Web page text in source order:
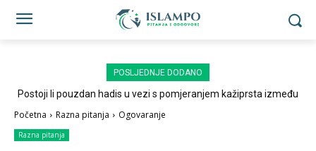
POSLJEDNJE DODANO
Postoji li pouzdan hadis u vezi s pomjeranjem kažiprsta između
Početna Razna pitanja Ogovaranje
Razna pitanja